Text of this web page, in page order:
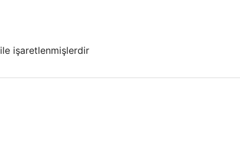
ile işaretlenmişlerdir